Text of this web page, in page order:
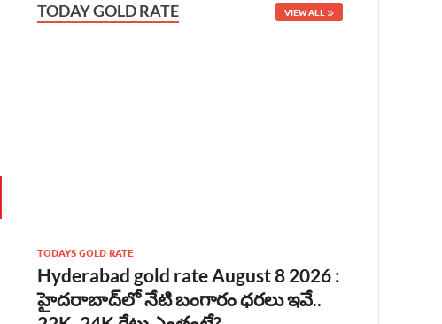
TODAY GOLD RATE VIEW ALL
TODAYS GOLD RATE
Hyderabad gold rate August 8 2026 :
హైదరాబాద్‌లో నేటి బంగారం ధరలు ఇవే..